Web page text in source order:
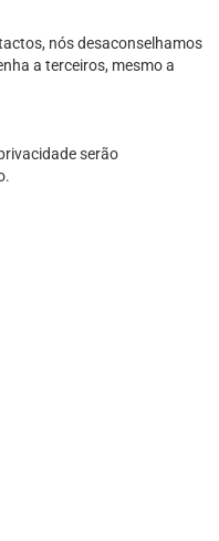
nós desaconselhamos
a terceiros, mesmo a
serão